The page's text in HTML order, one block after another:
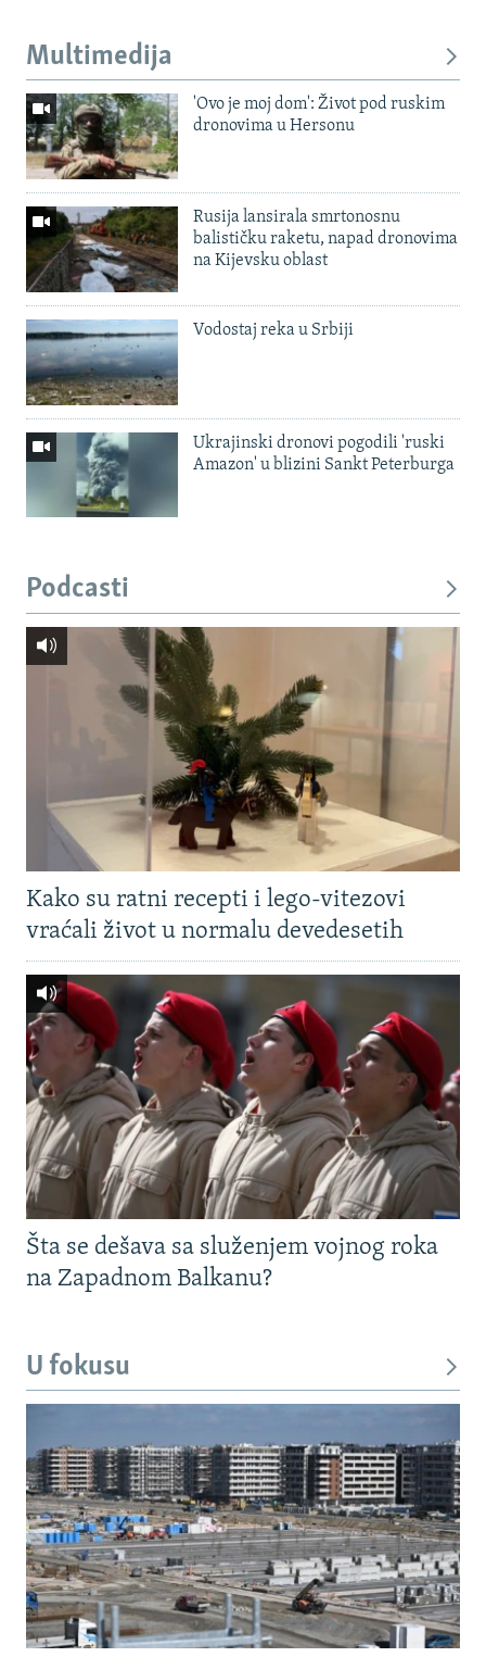
Multimedija
'Ovo je moj dom': Život pod ruskim
dronovima u Hersonu
Rusija lansirala smrtonosnu
balističku raketu, napad dronovima
na Kijevsku oblast
Vodostaj reka u Srbiji
Ukrajinski dronovi pogodili 'ruski
Amazon' u blizini Sankt Peterburga
Podcasti
Kako su ratni recepti i lego-vitezovi
vraćali život u normalu devedesetih
Šta se dešava sa služenjem vojnog roka
na Zapadnom Balkanu?
U fokusu